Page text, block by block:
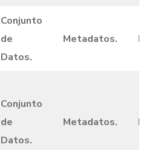
Conjunto
de
Datos.
Metadatos.
Conjunto
de
Datos.
Metadatos.